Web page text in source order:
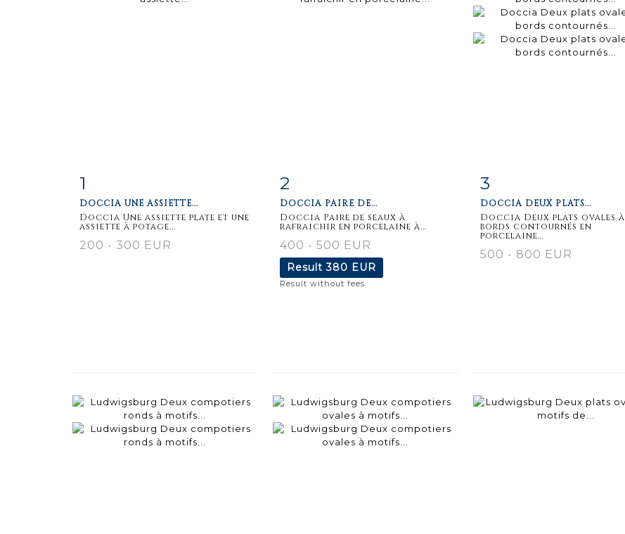
1
DOCCIA UNE ASSIETTE...
Doccia Une assiette plate et une
assiette à potage...
200 - 300 EUR
2
DOCCIA PAIRE DE...
Doccia Paire de seaux à
rafraichir en porcelaine à...
400 - 500 EUR
Result380 EUR
Result without fees
3
DOCCIA DEUX PLATS...
Doccia Deux plats ovales à
bords contournés en
porcelaine...
500 - 800 EUR